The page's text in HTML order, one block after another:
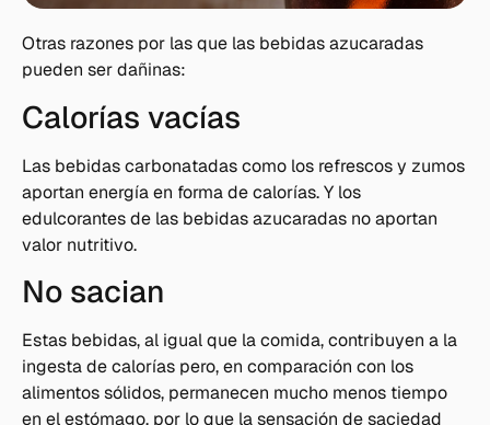
Otras razones por las que las bebidas azucaradas
pueden ser dañinas:
Calorías vacías
Las bebidas carbonatadas como los refrescos y zumos
aportan energía en forma de calorías. Y los
edulcorantes de las bebidas azucaradas no aportan
valor nutritivo.
No sacian
Estas bebidas, al igual que la comida, contribuyen a la
ingesta de calorías pero, en comparación con los
alimentos sólidos, permanecen mucho menos tiempo
en el estómago, por lo que la sensación de saciedad